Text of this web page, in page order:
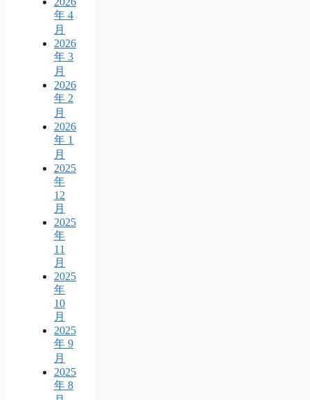
年 4
月
2026
年 3
月
2026
年 2
月
2026
年 1
月
2025
年
12
月
2025
年
11
月
2025
年
10
月
2025
年 9
月
2025
年 8